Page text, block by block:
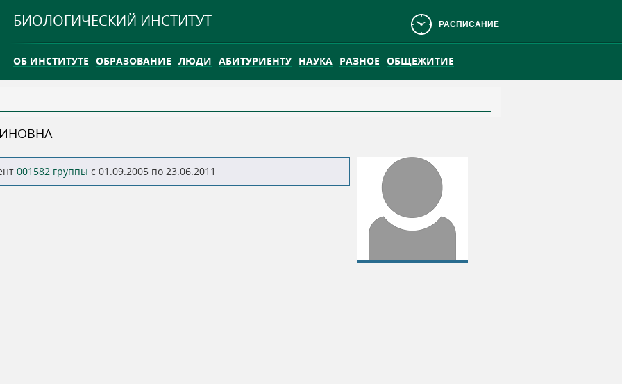
БИОЛОГИЧЕСКИЙ ИНСТИТУТ РАСПИСАНИЕ
ОБ ИНСТИТУТЕ ОБРАЗОВАНИЕ ЛЮДИ АБИТУРИЕНТУ НАУКА РАЗНОЕ ОБЩЕЖИТИЕ
ТГУ ОТКРЫЛ ИССЛЕДОВАТЕЛЬСКУЮ СТАНЦИЮ НА ВАСЮГАНСКОМ БОЛОТЕ
INTERNATIONAL
001582 группы c 01.09.2005 по 23.06.2011